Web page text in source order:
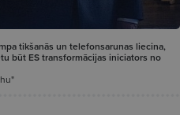
tikšanās un telefonsarunas liecina,
būt ES transformācijas iniciators no